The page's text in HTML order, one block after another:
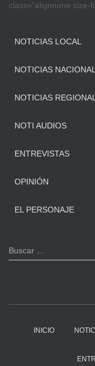
class=”alignnone size-
NOTICIAS LOCAL
NOTICIAS NACIONAL
NOTICIAS REGIONAL
NOTI AUDIOS
ENTREVISTAS
OPINIÓN
EL PERSONAJE
B
u
Buscar …
INICIO